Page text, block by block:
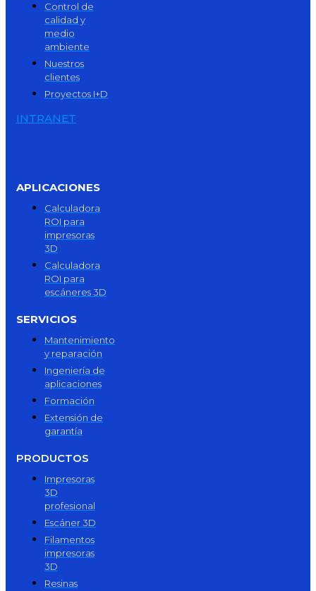
Control de
calidad y
medio
ambiente
Nuestros
clientes
Proyectos I+D
INTRANET
APLICACIONES
Calculadora
ROI para
impresoras
3D
Calculadora
ROI para
escáneres 3D
SERVICIOS
Mantenimiento
y reparación
Ingeniería de
aplicaciones
Formación
Extensión de
garantía
PRODUCTOS
Impresoras
3D
profesional
Escáner 3D
Filamentos
impresoras
3D
Resinas